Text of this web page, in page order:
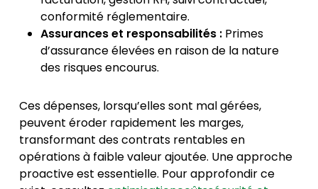
conformité réglementaire.
Assurances et responsabilités :Primes
d’assurance élevées en raison de la nature
des risques encourus.
Ces dépenses, lorsqu’elles sont mal gérées,
peuvent éroder rapidement les marges,
transformant des contrats rentables en
opérations à faible valeur ajoutée. Une approche
proactive est essentielle. Pour approfondir ce